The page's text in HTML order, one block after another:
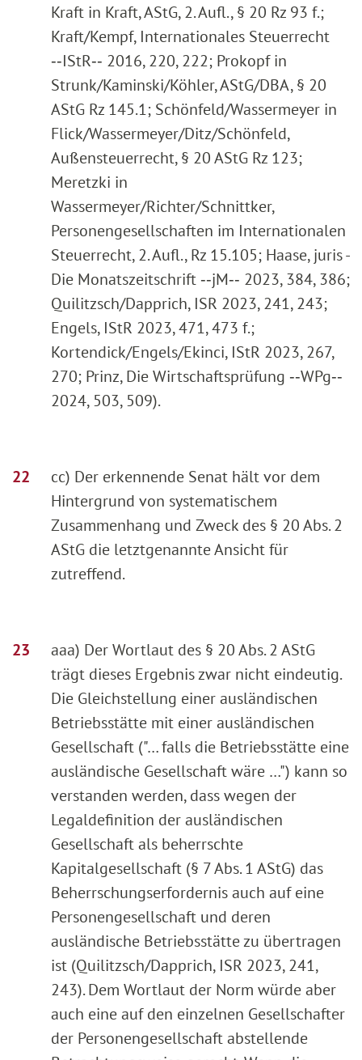
Kraft in Kraft, AStG, 2. Aufl., § 20 Rz 93 f.;
Kraft/Kempf, Internationales Steuerrecht
‑‑IStR‑‑ 2016, 220, 222; Prokopf in
Strunk/Kaminski/Köhler, AStG/DBA, § 20
AStG Rz 145.1; Schönfeld/Wassermeyer in
Flick/Wassermeyer/Ditz/Schönfeld,
Außensteuerrecht, § 20 AStG Rz 123;
Meretzki in
Wassermeyer/Richter/Schnittker,
Personengesellschaften im Internationalen
Steuerrecht, 2. Aufl., Rz 15.105; Haase, juris -
Die Monatszeitschrift ‑‑jM‑‑ 2023, 384, 386;
Quilitzsch/Dapprich, ISR 2023, 241, 243;
Engels, IStR 2023, 471, 473 f.;
Kortendick/Engels/Ekinci, IStR 2023, 267,
270; Prinz, Die Wirtschaftsprüfung ‑‑WPg‑‑
2024, 503, 509).
cc) Der erkennende Senat hält vor dem
Hintergrund von systematischem
Zusammenhang und Zweck des § 20 Abs. 2
AStG die letztgenannte Ansicht für
zutreffend.
aaa) Der Wortlaut des § 20 Abs. 2 AStG
trägt dieses Ergebnis zwar nicht eindeutig.
Die Gleichstellung einer ausländischen
Betriebsstätte mit einer ausländischen
Gesellschaft ("… falls die Betriebsstätte eine
ausländische Gesellschaft wäre …") kann so
verstanden werden, dass wegen der
Legaldefinition der ausländischen
Gesellschaft als beherrschte
Kapitalgesellschaft (§ 7 Abs. 1 AStG) das
Beherrschungserfordernis auch auf eine
Personengesellschaft und deren
ausländische Betriebsstätte zu übertragen
ist (Quilitzsch/Dapprich, ISR 2023, 241,
243). Dem Wortlaut der Norm würde aber
auch eine auf den einzelnen Gesellschafter
der Personengesellschaft abstellende